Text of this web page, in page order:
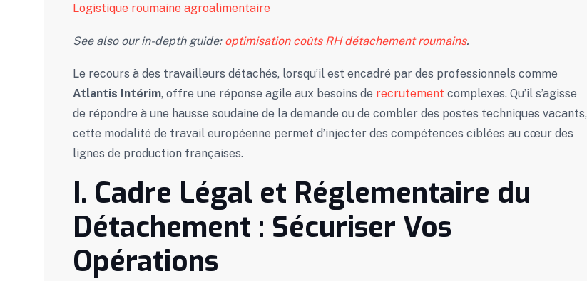
Logistique roumaine agroalimentaire
See also our in-depth guide: optimisation coûts RH détachement roumains.
Le recours à des travailleurs détachés, lorsqu’il est encadré par des professionnels comme
Atlantis Intérim, offre une réponse agile aux besoins de recrutement complexes. Qu’il s’agisse
de répondre à une hausse soudaine de la demande ou de combler des postes techniques vacants,
cette modalité de travail européenne permet d’injecter des compétences ciblées au cœur des
lignes de production françaises.
I. Cadre Légal et Réglementaire du
Détachement : Sécuriser Vos
Opérations